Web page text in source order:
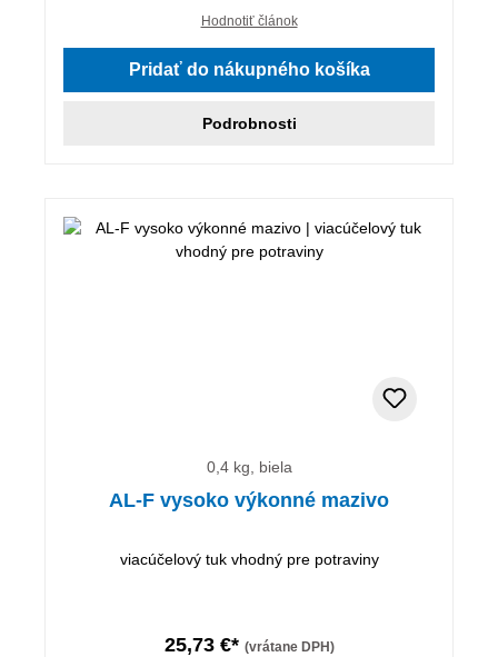
Hodnotiť článok
Pridať do nákupného košíka
Podrobnosti
0,4 kg, biela
AL-F vysoko výkonné mazivo
viacúčelový tuk vhodný pre potraviny
25,73 €* (vrátane DPH)